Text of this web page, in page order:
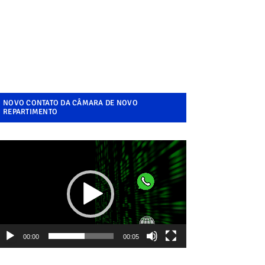
NOVO CONTATO DA CÂMARA DE NOVO
REPARTIMENTO
00:00 00:05